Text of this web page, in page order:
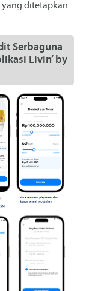
yang ditetapkan
Serbaguna
Livin’ by